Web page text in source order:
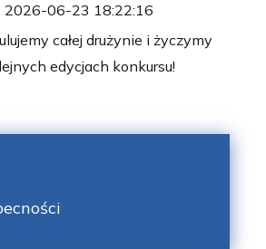
2026-06-23 18:22:16
całej drużynie i życzymy
edycjach konkursu!